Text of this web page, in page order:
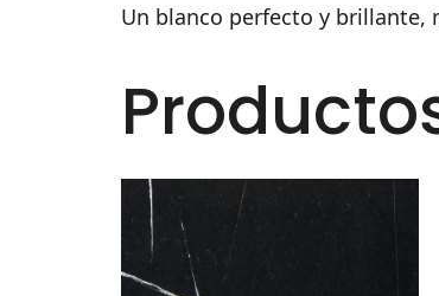
Un blanco perfecto y brillante,